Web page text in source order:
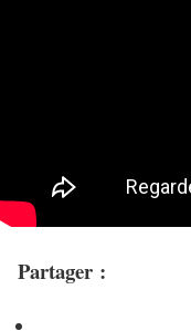
Partager :